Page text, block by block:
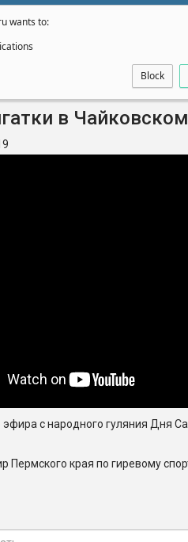
wants to:
Block
в Чайковском
с народного гуляния Дня
Пермского края по гиревому